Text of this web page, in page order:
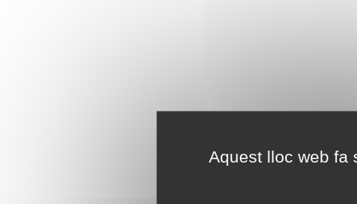
Aquest lloc web fa